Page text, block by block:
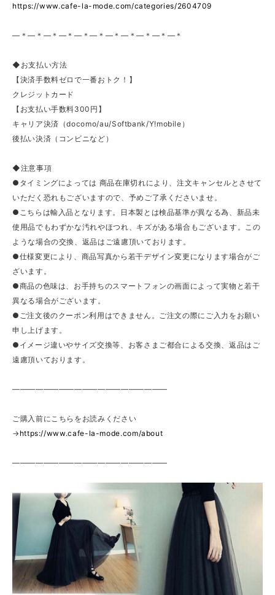
https://www.cafe-la-mode.com/categories/2604709
—＊—＊—＊—＊—＊—＊—＊—＊—＊—＊—＊
◆お支払い方法
【決済手数料ゼロで一番おトク！】
クレジットカード
【お支払い手数料300円】
キャリア決済（docomo/au/Softbank/Y!mobile）
後払い決済（コンビニなど）
◆注意事項
●タイミングによっては 商品在庫切れにより、注文キャンセルとさせて
いただく恐れもございますので、予めご了承くださいませ。
●こちらは輸入品となります。日本製とは検品基準が異なる為、新品未
使用品でもわずかな汚れやほつれ、キズがある場合もございます。この
ような場合の交換、返品はご遠慮頂いております。
●仕様変更により、商品写真から若干デザイン変更になります場合がご
ざいます。
●商品の色味は、お手持ちのスマートフォンの画面によって実物と若干
異なる場合がございます。
●ご注文後のクーポン利用はできません。ご注文の際にご入力をお願い
申し上げます。
●イメージ違いやサイズ交換等、お客さまご都合による交換、返品はご
遠慮頂いております。
————————————————————
ご購入前にこちらをお読みください
→ https://www.cafe-la-mode.com/about
————————————————————